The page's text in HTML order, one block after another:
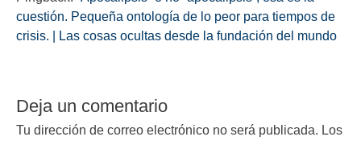
cuestión. Pequeña ontología de lo peor para tiempos de
crisis. | Las cosas ocultas desde la fundación del mundo
Deja un comentario
Tu dirección de correo electrónico no será publicada. Los